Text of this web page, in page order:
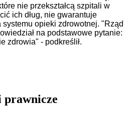
nie przekształcą szpitali w
ich dług, nie gwarantuje
opieki zdrowotnej. "Rząd
na podstawowe pytanie:
zdrowia" - podkreślił.
prawnicze